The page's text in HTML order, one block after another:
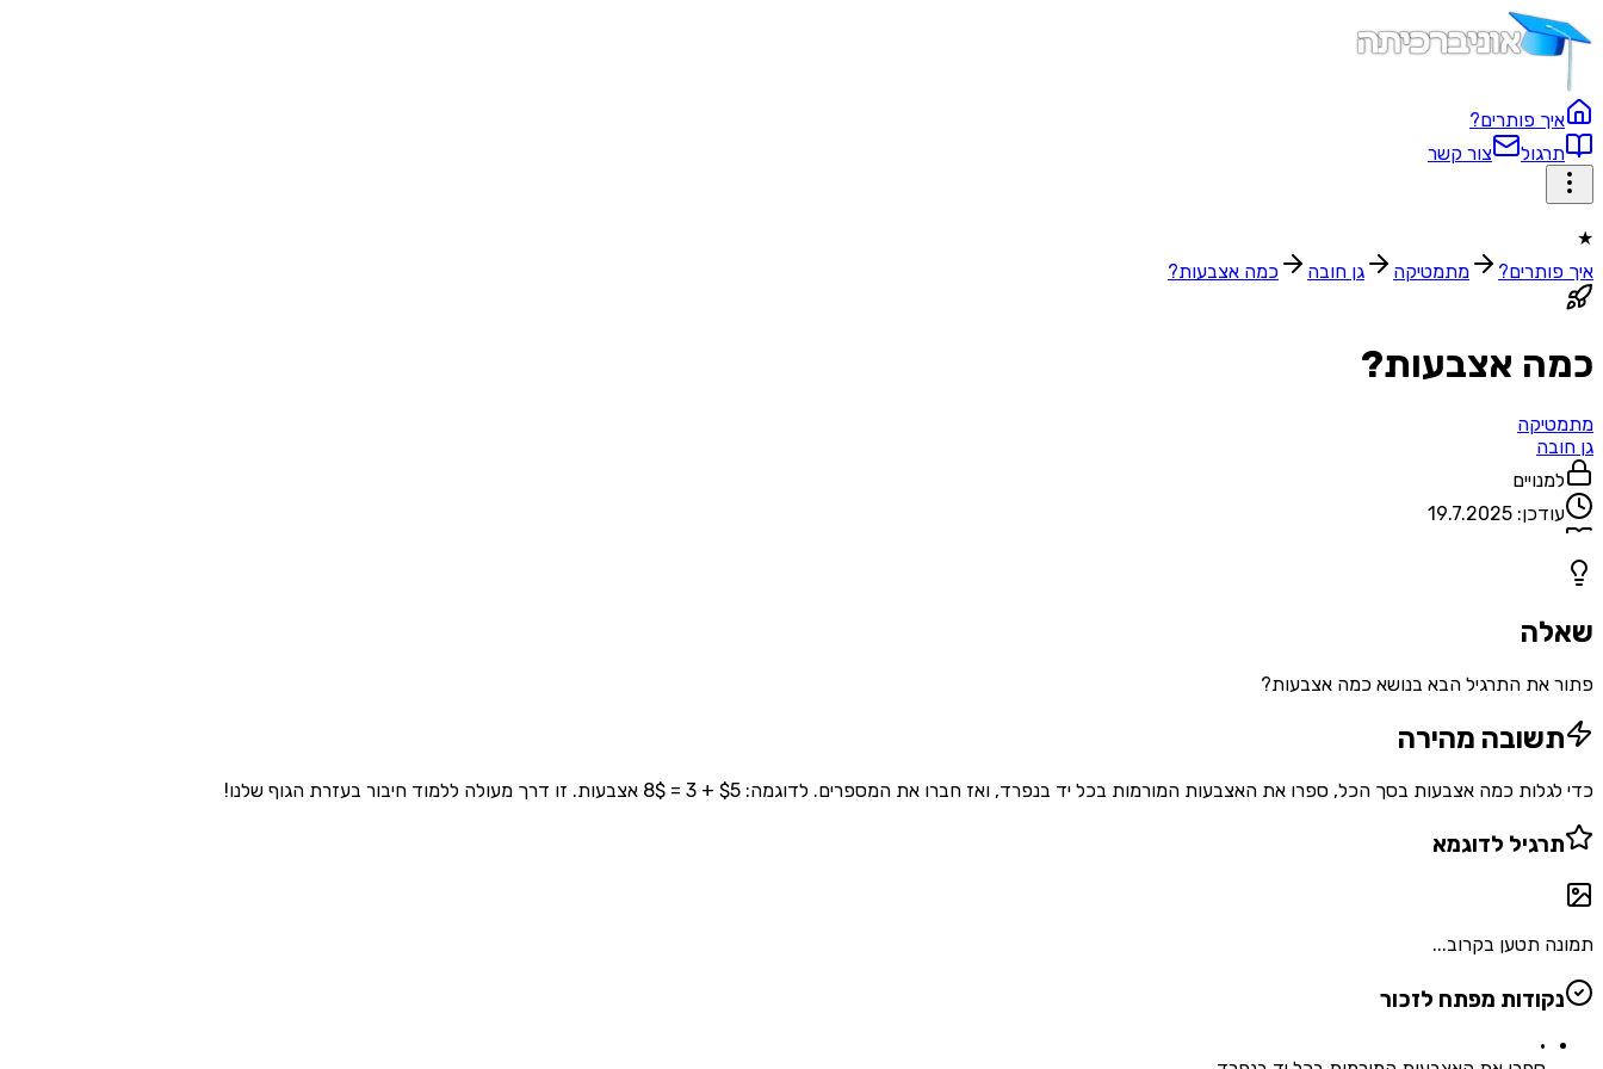
איך פותרים?
תרגול
צור קשר
★
איך פותרים?
מתמטיקה גן חובה כמה אצבעות?
כמה אצבעות?
מתמטיקה
גן חובה
למנויים
עודכן: 19.7.2025
שאלה
פתור את התרגיל הבא בנושא כמה אצבעות?
תשובה מהירה
כדי לגלות כמה אצבעות בסך הכל, ספרו את האצבעות המורמות בכל יד בנפרד, ואז חברו את המספרים. לדוגמה: $5 + 3 = 8$ אצבעות. זו דרך מעולה ללמוד חיבור בעזרת הגוף שלנו!
תרגיל לדוגמא
תמונה תטען בקרוב...
נקודות מפתח לזכור
•